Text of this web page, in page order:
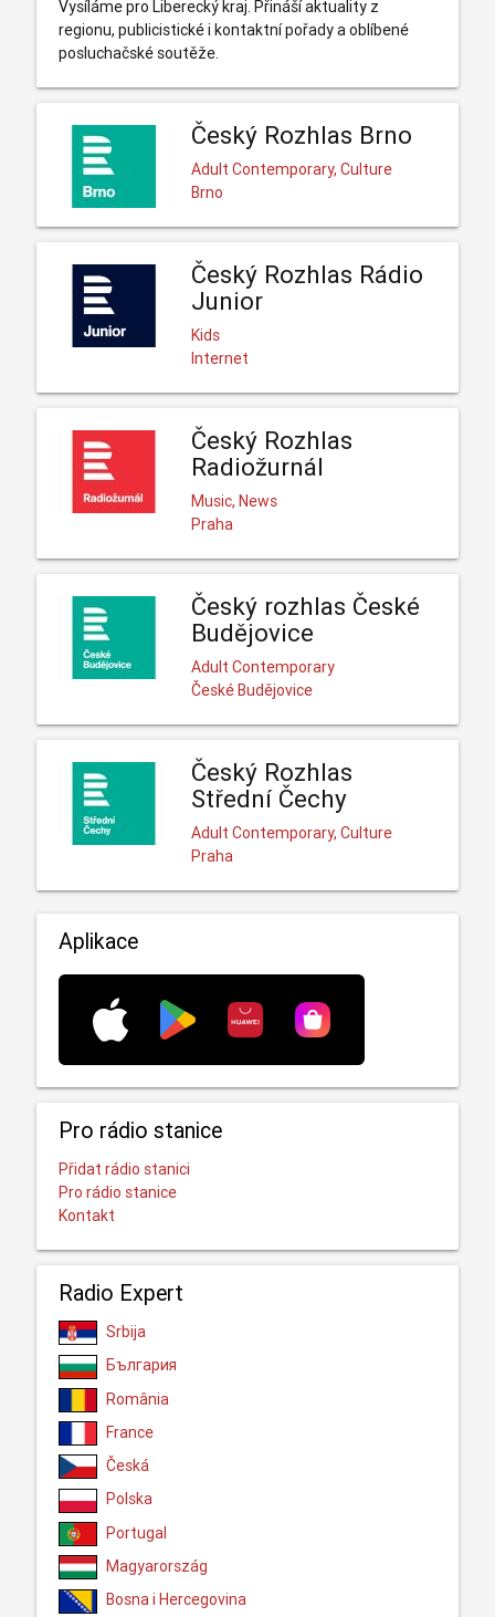
Vysíláme pro Liberecký kraj. Přináší aktuality z
regionu, publicistické i kontaktní pořady a oblíbené
posluchačské soutěže.
Český Rozhlas Brno
Adult Contemporary, Culture
Brno
Český Rozhlas Rádio
Junior
Kids
Internet
Český Rozhlas
Radiožurnál
Music, News
Praha
Český rozhlas České
Budějovice
Adult Contemporary
České Budějovice
Český Rozhlas
Střední Čechy
Adult Contemporary, Culture
Praha
Aplikace
Pro rádio stanice
Přidat rádio stanici
Pro rádio stanice
Kontakt
Radio Expert
Srbija
България
România
France
Česká
Polska
Portugal
Magyarország
Bosna i Hercegovina